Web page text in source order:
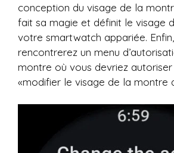
conception du visage de la
fait sa magie et définit le visage
votre smartwatch appariée.
rencontrerez un menu
montre où vous devriez autoriser
«modifier le visage de la montre